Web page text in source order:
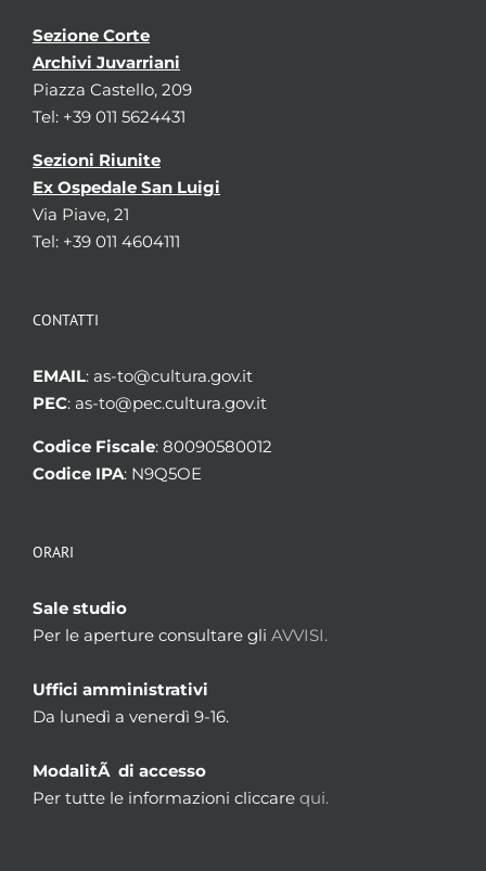
Sezione Corte
Archivi Juvarriani
Piazza Castello, 209
Tel: +39 011 5624431
Sezioni Riunite
Ex Ospedale San Luigi
Via Piave, 21
Tel: +39 011 4604111
CONTATTI
EMAIL: as-to@cultura.gov.it
PEC: as-to@pec.cultura.gov.it
Codice Fiscale: 80090580012
Codice IPA: N9Q5OE
ORARI
Sale studio
Per le aperture consultare gli AVVISI.
Uffici amministrativi
Da lunedì a venerdì 9-16.
ModalitÃ di accesso
Per tutte le informazioni cliccare qui.